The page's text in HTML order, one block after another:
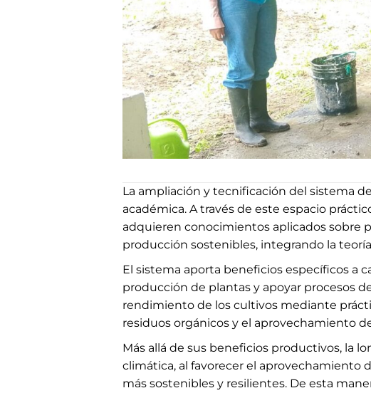
La ampliación y tecnificación del sistema
académica. A través de este espacio
adquieren conocimientos aplicados sobre
producción sostenibles, integrando la
El sistema aporta beneficios específicos a
producción de plantas y apoyar procesos
rendimiento de los cultivos mediante
residuos orgánicos y el aprovechamiento
Más allá de sus beneficios productivos, la
climática, al favorecer el aprovechamiento
más sostenibles y resilientes. De esta